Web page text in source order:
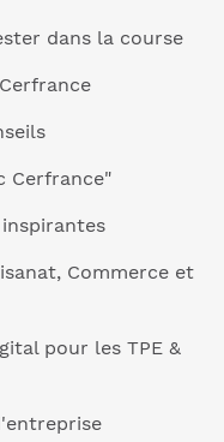
dans la course
Cerfrance"
inspirantes
Commerce et
pour les TPE &